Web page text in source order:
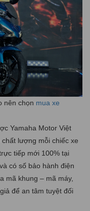
nên chọn mua xe
Yamaha Motor Việt
lượng mỗi chiếc xe
tiếp mới 100% tại
có số bảo hành điện
mã khung – mã máy,
để an tâm tuyệt đối